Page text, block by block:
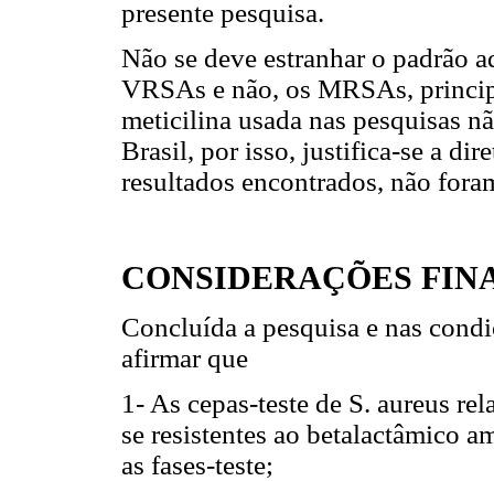
presente pesquisa.
Não se deve estranhar o padrão
VRSAs e não, os MRSAs,
meticilina usada nas pesquisas
Brasil, por isso, justifica-se a
resultados encontrados, não
CONSIDERAÇÕES
Concluída a pesquisa e nas
afirmar que
1- As cepas-teste de S. aureus
se resistentes ao betalactâmico
as fases-teste;